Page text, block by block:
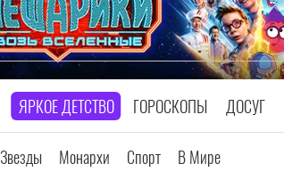
ЯРКОЕ ДЕТСТВО ГОРОСКОПЫ ДОСУГ
Звезды Монархи Спорт В Мире